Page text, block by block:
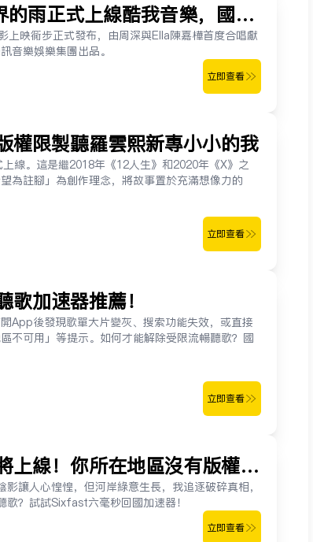
雨正式上線酷我音樂，國外
映同步正式發布，由周深與Ella陳嘉樺首度合唱獻
音樂娛樂集團出品。
立即查看
權限制聽羅雲熙新專小小的我
線。這是繼2018年《12人生》和2020年《X》之
為注腳」為創作理念，將故事置於充滿想像力的
立即查看
加速器推薦！
App後發現歌單大片變灰、搜索功能失效，或直接
不可用」等提示。如何才能解除受限流暢聽歌？國
立即查看
上線！你所在地區沒有版權該
讓人心惶惶，但河岸綠意生長，我追逐破碎真相，
？試試Sixfast六毫秒回國加速器！
立即查看